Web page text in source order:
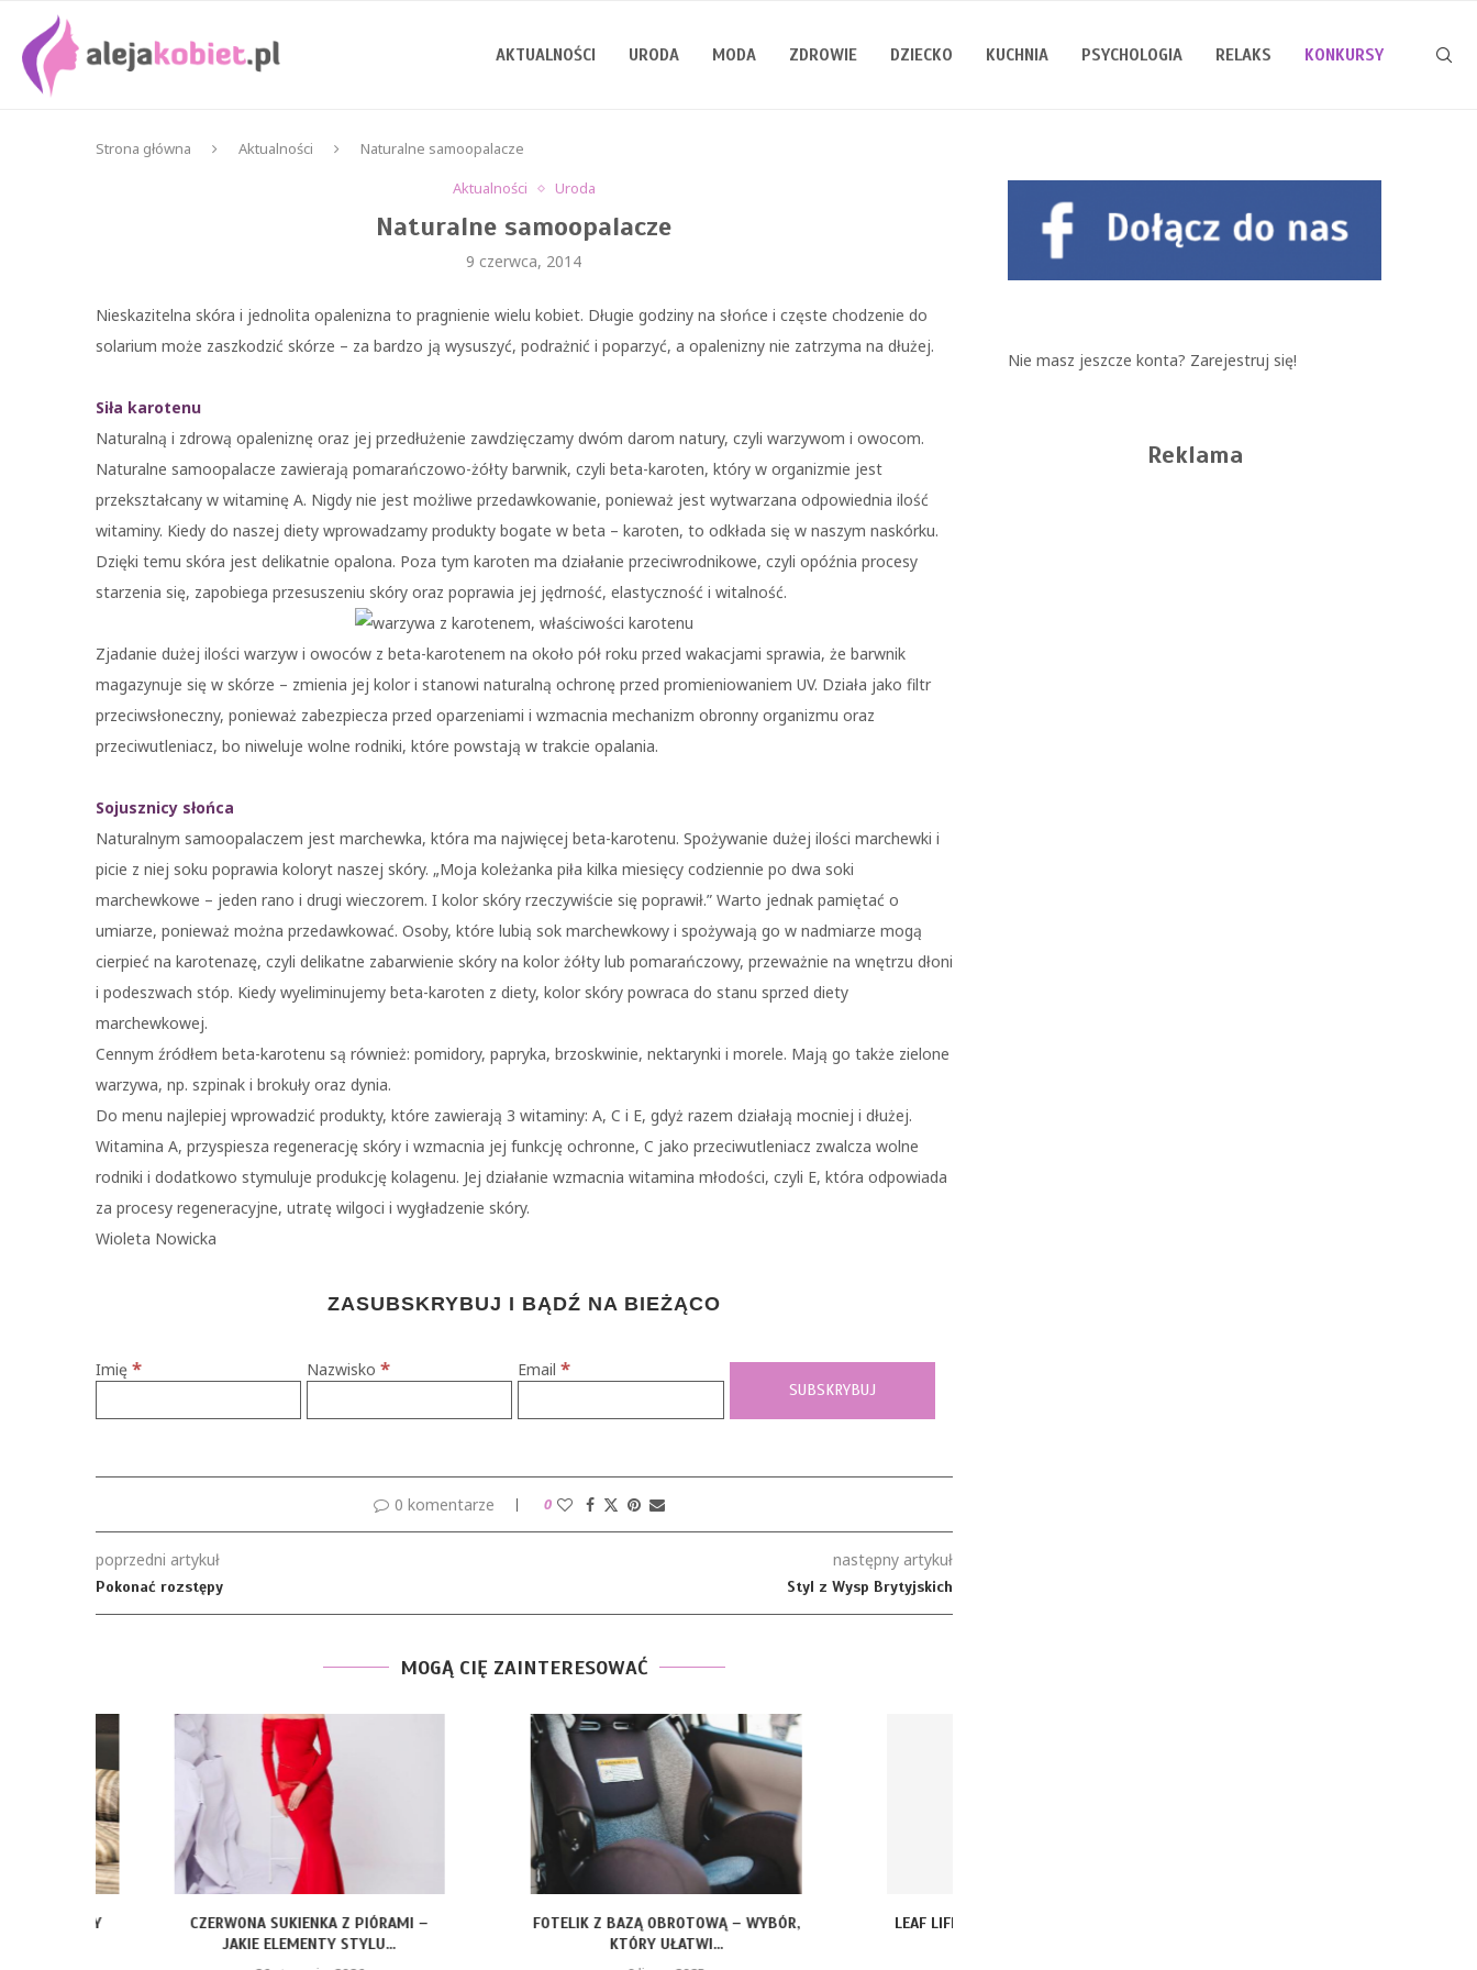
AKTUALNOŚCI URODA MODA ZDROWIE DZIECKO KUCHNIA PSYCHOLOGIA RELAKS KONKURSY
Strona główna Aktualności
Naturalne samoopalacze
Aktualności
Uroda
Naturalne samoopalacze
9 czerwca, 2014
Nieskazitelna skóra i jednolita opalenizna to pragnienie wielu kobiet. Długie godziny na słońce i częste chodzenie do
solarium może zaszkodzić skórze – za bardzo ją wysuszyć, podrażnić i poparzyć, a opalenizny nie zatrzyma na dłużej.
Siła karotenu
Naturalną i zdrową opaleniznę oraz jej przedłużenie zawdzięczamy dwóm darom natury, czyli warzywom i owocom.
Naturalne samoopalacze zawierają pomarańczowo-żółty barwnik, czyli beta-karoten, który w organizmie jest
przekształcany w witaminę A. Nigdy nie jest możliwe przedawkowanie, ponieważ jest wytwarzana odpowiednia ilość
witaminy. Kiedy do naszej diety wprowadzamy produkty bogate w beta – karoten, to odkłada się w naszym naskórku.
Dzięki temu skóra jest delikatnie opalona. Poza tym karoten ma działanie przeciwrodnikowe, czyli opóźnia procesy
starzenia się, zapobiega przesuszeniu skóry oraz poprawia jej jędrność, elastyczność i witalność.
Zjadanie dużej ilości warzyw i owoców z beta-karotenem na około pół roku przed wakacjami sprawia, że barwnik
magazynuje się w skórze – zmienia jej kolor i stanowi naturalną ochronę przed promieniowaniem UV. Działa jako filtr
przeciwsłoneczny, ponieważ zabezpiecza przed oparzeniami i wzmacnia mechanizm obronny organizmu oraz
przeciwutleniacz, bo niweluje wolne rodniki, które powstają w trakcie opalania.
Sojusznicy słońca
Naturalnym samoopalaczem jest marchewka, która ma najwięcej beta-karotenu. Spożywanie dużej ilości marchewki i
picie z niej soku poprawia koloryt naszej skóry. „Moja koleżanka piła kilka miesięcy codziennie po dwa soki
marchewkowe – jeden rano i drugi wieczorem. I kolor skóry rzeczywiście się poprawił.” Warto jednak pamiętać o
umiarze, ponieważ można przedawkować. Osoby, które lubią sok marchewkowy i spożywają go w nadmiarze mogą
cierpieć na karotenazę, czyli delikatne zabarwienie skóry na kolor żółty lub pomarańczowy, przeważnie na wnętrzu dłoni
i podeszwach stóp. Kiedy wyeliminujemy beta-karoten z diety, kolor skóry powraca do stanu sprzed diety
marchewkowej.
Cennym źródłem beta-karotenu są również: pomidory, papryka, brzoskwinie, nektarynki i morele. Mają go także zielone
warzywa, np. szpinak i brokuły oraz dynia.
Do menu najlepiej wprowadzić produkty, które zawierają 3 witaminy: A, C i E, gdyż razem działają mocniej i dłużej.
Witamina A, przyspiesza regenerację skóry i wzmacnia jej funkcję ochronne, C jako przeciwutleniacz zwalcza wolne
rodniki i dodatkowo stymuluje produkcję kolagenu. Jej działanie wzmacnia witamina młodości, czyli E, która odpowiada
za procesy regeneracyjne, utratę wilgoci i wygładzenie skóry.
Wioleta Nowicka
ZASUBSKRYBUJ I BĄDŹ NA BIEŻĄCO
Imię * Nazwisko* Email*
0 komentarze 0
poprzedni artykuł
Pokonać rozstępy
następny artykuł
Styl z Wysp Brytyjskich
MOGĄ CIĘ ZAINTERESOWAĆ
CZERWONA SUKIENKA Z PIÓRAMI –
JAKIE ELEMENTY STYLU...
FOTELIK Z BAZĄ OBROTOWĄ – WYBÓR,
LEAF LIFE GOLD – ZŁOTY OLEJEK CBD
Nie masz jeszcze konta? Zarejestruj się!
Reklama